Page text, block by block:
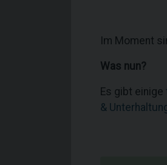
Im Moment
Was nun?
Es gibt einige
&